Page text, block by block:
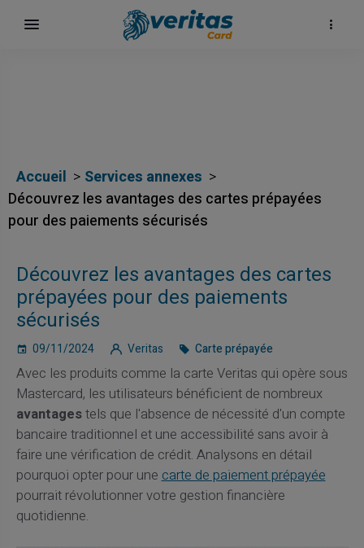
Accueil
Services annexes
Découvrez les avantages des cartes prépayées
pour des paiements sécurisés
Découvrez les avantages des cartes
prépayées pour des paiements
sécurisés
09/11/2024 Veritas Carte prépayée
Avec les produits comme la carte Veritas qui opère sous
Mastercard, les utilisateurs bénéficient de nombreux
avantagestels que l'absence de nécessité d'un compte
bancaire traditionnel et une accessibilité sans avoir à
faire une vérification de crédit. Analysons en détail
pourquoi opter pour unecarte de paiement prépayée
pourrait révolutionner votre gestion financière
quotidienne.